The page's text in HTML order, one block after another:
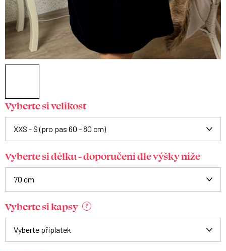
Vyberte si velikost
Vyberte si délku - doporučení dle výšky níže
Vyberte si kapsy ?